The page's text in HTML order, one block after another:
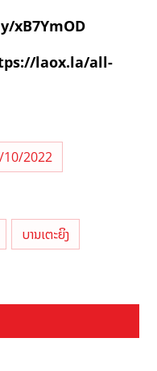
xB7YmOD
laox.la/all-
10/2022
ບານເຕະຍິງ